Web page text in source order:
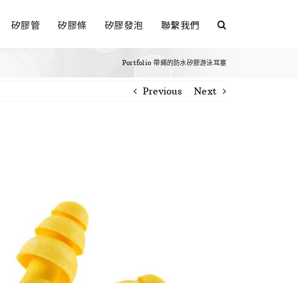
矽膠管 矽膠條 矽膠發泡 聯繫我們
Portfolio 帶繩的防水矽膠游泳耳塞
Previous Next